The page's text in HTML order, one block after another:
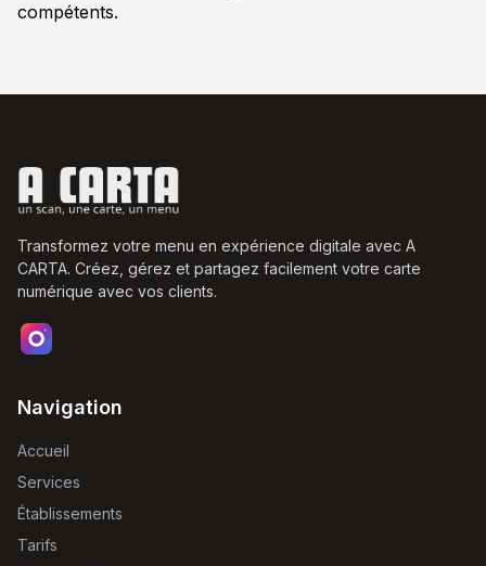
compétents.
Transformez votre menu en expérience digitale avec A
CARTA. Créez, gérez et partagez facilement votre carte
numérique avec vos clients.
Navigation
Accueil
Services
Établissements
Tarifs